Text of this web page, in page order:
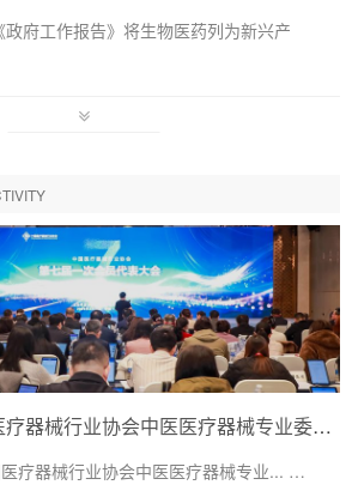
府工作报告》将生物医药列为新兴产
【分支机构】中国医疗器械行业协会中医医疗器械专业委员会换届会议暨第二届一次委员大会圆满召开
疗器械行业协会中医医疗器械专业... …